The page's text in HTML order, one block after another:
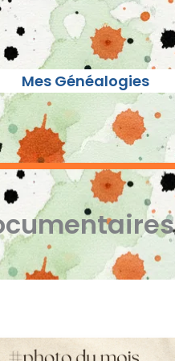
Mes Généalogies